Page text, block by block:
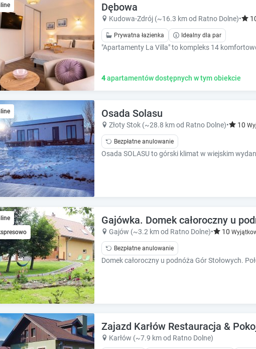
l
e
a
r
a
n
d
e
l
e
c
t
a
d
a
t
e
P
r
e
s
s
t
h
e
q
u
e
a
l
e
n
d
a
s
e
e
c
e
.
P
r
e
q
u
e
Dębowa
Kudowa-Zdrój (~16.3 km od Ratno Dolne)•
Prywatna łazienka Idealny dla par
4apartamentów dostępnych w tym obiekcie
Osada Solasu
Złoty Stok (~28.8 km od Ratno Dolne)• 10
Bezpłatne anulowanie
Osada SOLASU to górski klimat w wiejskim
Gajówka. Domek całoroczny u
Gajów (~3.2 km od Ratno Dolne)• 10
Bezpłatne anulowanie
Zajazd Karłów Restauracja &
Karłów (~7.9 km od Ratno Dolne)